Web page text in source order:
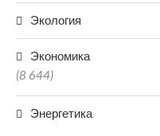
Экология
Экономика
(8 644)
Энергетика